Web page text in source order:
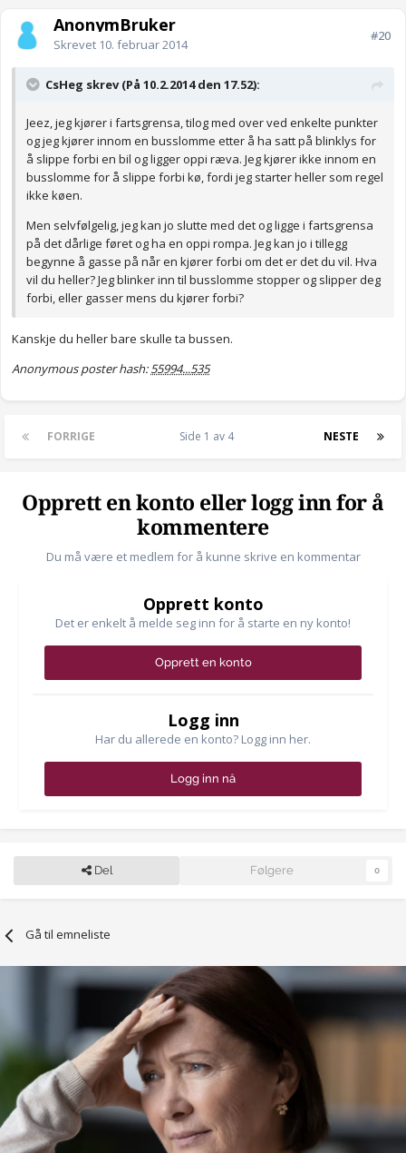
AnonymBruker
Skrevet 10. februar 2014
#20
CsHeg skrev (På 10.2.2014 den 17.52):
Jeez, jeg kjører i fartsgrensa, tilog med over ved enkelte punkter
og jeg kjører innom en busslomme etter å ha satt på blinklys for
å slippe forbi en bil og ligger oppi ræva. Jeg kjører ikke innom en
busslomme for å slippe forbi kø, fordi jeg starter heller som regel
ikke køen.
Men selvfølgelig, jeg kan jo slutte med det og ligge i fartsgrensa
på det dårlige føret og ha en oppi rompa. Jeg kan jo i tillegg
begynne å gasse på når en kjører forbi om det er det du vil. Hva
vil du heller? Jeg blinker inn til busslomme stopper og slipper deg
forbi, eller gasser mens du kjører forbi?
Kanskje du heller bare skulle ta bussen.
Anonymous poster hash:55994...535
FORRIGE NESTE
Side 1 av 4
Opprett en konto eller logg inn for å
kommentere
Du må være et medlem for å kunne skrive en kommentar
Opprett konto
Det er enkelt å melde seg inn for å starte en ny konto!
Opprett en konto
Logg inn
Har du allerede en konto? Logg inn her.
Logg inn nå
Del Følgere 0
Gå til emneliste